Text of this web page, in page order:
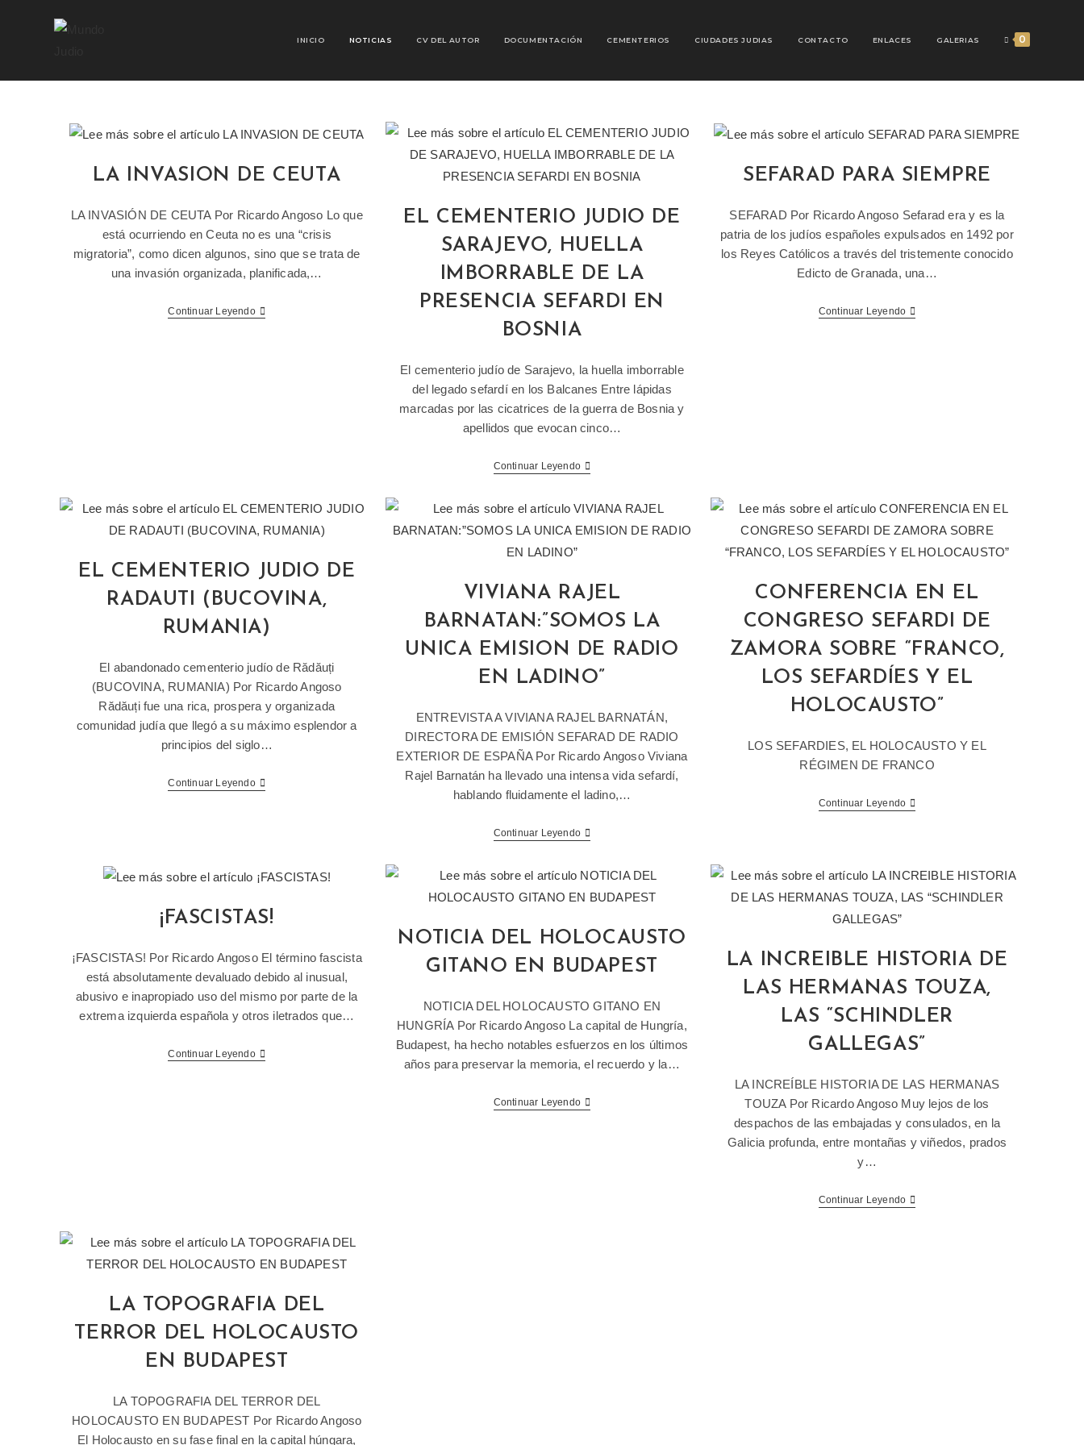
INICIO NOTICIAS CV DEL AUTOR DOCUMENTACIÓN CEMENTERIOS CIUDADES JUDIAS CONTACTO ENLACES GALERIAS 0
LA INVASION DE CEUTA
LA INVASIÓN DE CEUTA Por Ricardo Angoso Lo que
está ocurriendo en Ceuta no es una “crisis
migratoria”, como dicen algunos, sino que se trata de
una invasión organizada, planificada,…
Continuar Leyendo
EL CEMENTERIO JUDIO DE
SARAJEVO, HUELLA
IMBORRABLE DE LA
PRESENCIA SEFARDI EN
BOSNIA
El cementerio judío de Sarajevo, la huella imborrable
del legado sefardí en los Balcanes Entre lápidas
marcadas por las cicatrices de la guerra de Bosnia y
apellidos que evocan cinco…
Continuar Leyendo
SEFARAD PARA SIEMPRE
SEFARAD Por Ricardo Angoso Sefarad era y es la
patria de los judíos españoles expulsados en 1492 por
los Reyes Católicos a través del tristemente conocido
Edicto de Granada, una…
Continuar Leyendo
EL CEMENTERIO JUDIO DE
RADAUTI (BUCOVINA,
RUMANIA)
El abandonado cementerio judío de Rădăuți
(BUCOVINA, RUMANIA) Por Ricardo Angoso
Rădăuți fue una rica, prospera y organizada
comunidad judía que llegó a su máximo esplendor a
principios del siglo…
Continuar Leyendo
VIVIANA RAJEL
BARNATAN:”SOMOS LA
UNICA EMISION DE RADIO
EN LADINO”
ENTREVISTA A VIVIANA RAJEL BARNATÁN,
DIRECTORA DE EMISIÓN SEFARAD DE RADIO
EXTERIOR DE ESPAÑA Por Ricardo Angoso Viviana
Rajel Barnatán ha llevado una intensa vida sefardí,
hablando fluidamente el ladino,…
Continuar Leyendo
CONFERENCIA EN EL
CONGRESO SEFARDI DE
ZAMORA SOBRE “FRANCO,
LOS SEFARDÍES Y EL
HOLOCAUSTO”
LOS SEFARDIES, EL HOLOCAUSTO Y EL
RÉGIMEN DE FRANCO
Continuar Leyendo
¡FASCISTAS!
¡FASCISTAS! Por Ricardo Angoso El término fascista
está absolutamente devaluado debido al inusual,
abusivo e inapropiado uso del mismo por parte de la
extrema izquierda española y otros iletrados que…
Continuar Leyendo
NOTICIA DEL HOLOCAUSTO
GITANO EN BUDAPEST
NOTICIA DEL HOLOCAUSTO GITANO EN
HUNGRÍA Por Ricardo Angoso La capital de Hungría,
Budapest, ha hecho notables esfuerzos en los últimos
años para preservar la memoria, el recuerdo y la…
Continuar Leyendo
LA INCREIBLE HISTORIA DE
LAS HERMANAS TOUZA,
LAS “SCHINDLER
GALLEGAS”
LA INCREÍBLE HISTORIA DE LAS HERMANAS
TOUZA Por Ricardo Angoso Muy lejos de los
despachos de las embajadas y consulados, en la
Galicia profunda, entre montañas y viñedos, prados
y…
Continuar Leyendo
LA TOPOGRAFIA DEL
TERROR DEL HOLOCAUSTO
EN BUDAPEST
LA TOPOGRAFIA DEL TERROR DEL
HOLOCAUSTO EN BUDAPEST Por Ricardo Angoso
El Holocausto en su fase final en la capital húngara,